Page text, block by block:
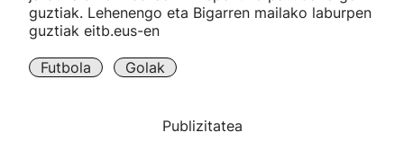
Kirol gehiago
"Helmuga"
guztiak. Lehenengo eta Bigarren mailako laburpen
guztiak eitb.eus-en
Futbola Golak
Publizitatea